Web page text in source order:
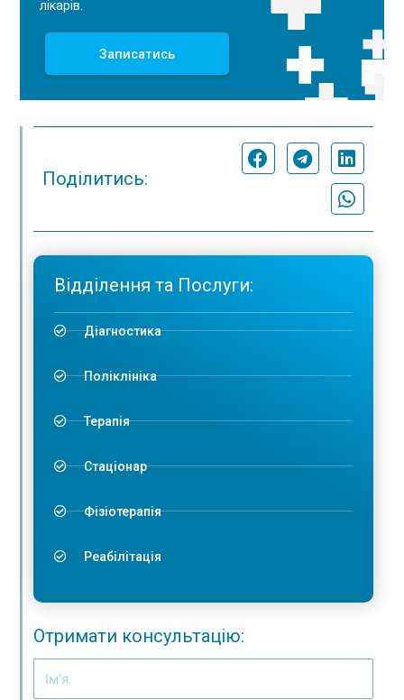
лікарів.
Записатись
Поділитись:
Відділення та Послуги:
Діагностика
Поліклініка
Терапія
Стаціонар
Фізіотерапія
Реабілітація
Отримати консультацію: